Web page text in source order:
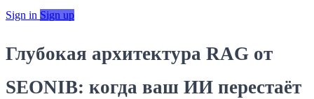
Sign in Sign up
Глубокая архитектура RAG от
SEONIB: когда ваш ИИ перестаёт